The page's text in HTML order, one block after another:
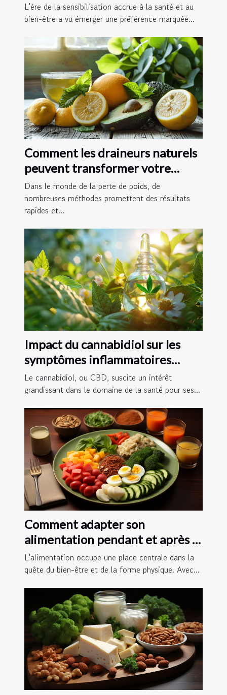
L'ère de la sensibilisation accrue à la santé et au
bien-être a vu émerger une préférence marquée...
Comment les draineurs naturels
peuvent transformer votre
régime de perte de poids
Dans le monde de la perte de poids, de
nombreuses méthodes promettent des résultats
rapides et...
Impact du cannabidiol sur les
symptômes inflammatoires
intestinaux
Le cannabidiol, ou CBD, suscite un intérêt
grandissant dans le domaine de la santé pour ses...
Comment adapter son
alimentation pendant et après la
pratique du jeûne intermittent
16/8 pour maximiser les
résultats
L'alimentation occupe une place centrale dans la
quête du bien-être et de la forme physique. Avec...